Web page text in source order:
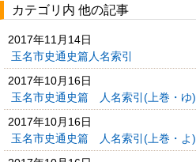
カテゴリ内 他の記事
2017年11月14日
玉名市史通史篇人名索引
2017年10月16日
玉名市史通史篇 人名索引(上巻・ゆ)
2017年10月16日
玉名市史通史篇 人名索引(上巻・よ)